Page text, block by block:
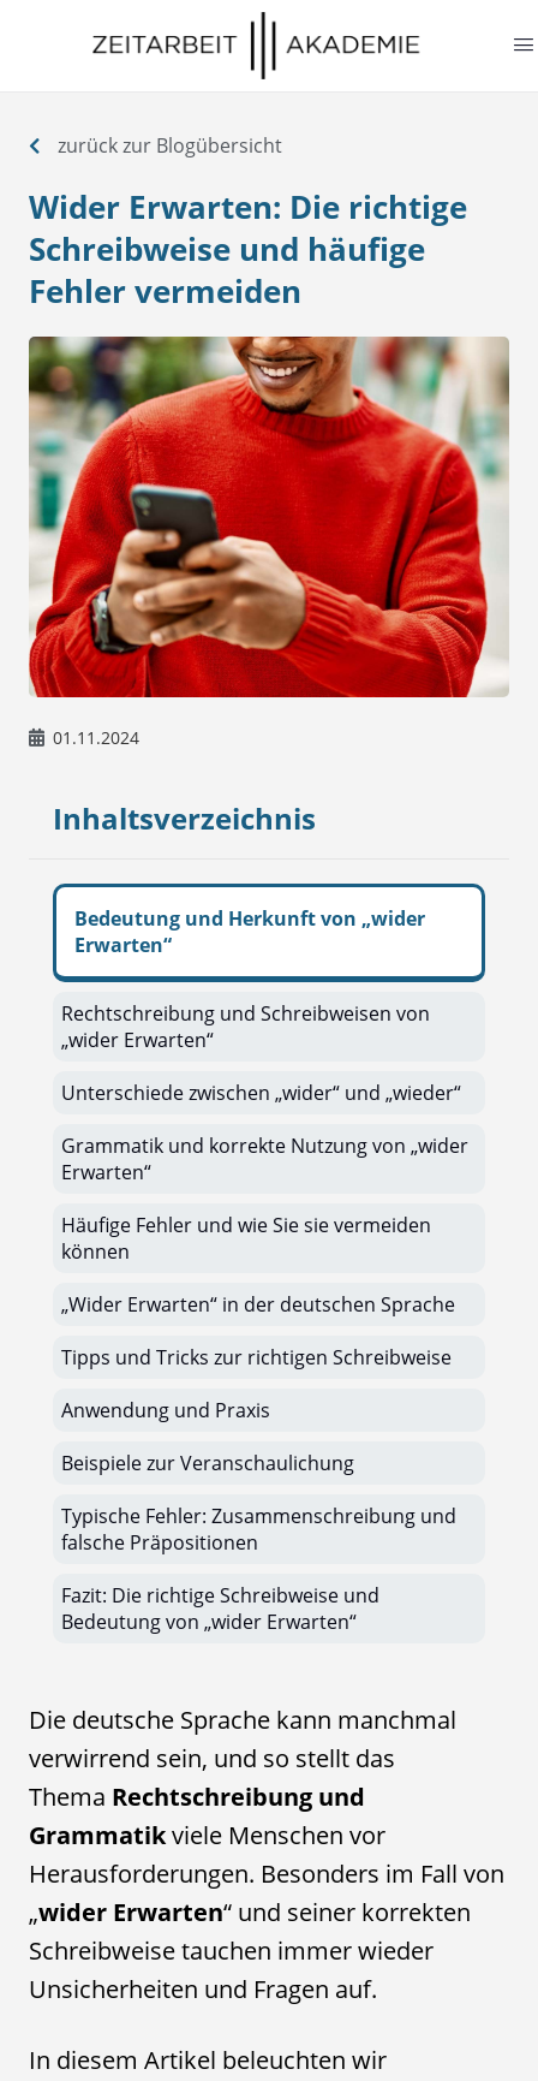
zurück zur Blogübersicht
Wider Erwarten: Die richtige
Schreibweise und häufige
Fehler vermeiden
01.11.2024
Inhaltsverzeichnis
Bedeutung und Herkunft von „wider
Erwarten“
Rechtschreibung und Schreibweisen von
„wider Erwarten“
Unterschiede zwischen „wider“ und „wieder“
Grammatik und korrekte Nutzung von „wider
Erwarten“
Häufige Fehler und wie Sie sie vermeiden
können
„Wider Erwarten“ in der deutschen Sprache
Tipps und Tricks zur richtigen Schreibweise
Anwendung und Praxis
Beispiele zur Veranschaulichung
Typische Fehler: Zusammenschreibung und
falsche Präpositionen
Fazit: Die richtige Schreibweise und
Bedeutung von „wider Erwarten“
Die deutsche Sprache kann manchmal
verwirrend sein, und so stellt das
Thema Rechtschreibung und
Grammatikviele Menschen vor
Herausforderungen. Besonders im Fall von
„wider Erwarten“ und seiner korrekten
Schreibweise tauchen immer wieder
Unsicherheiten und Fragen auf.
In diesem Artikel beleuchten wir